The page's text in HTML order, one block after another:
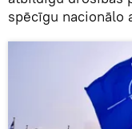
spēcīgu nacionālo